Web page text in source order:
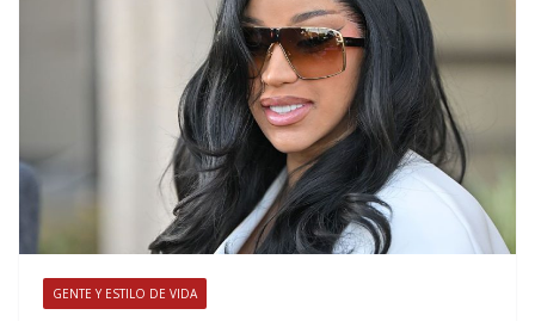
GENTE Y ESTILO DE VIDA